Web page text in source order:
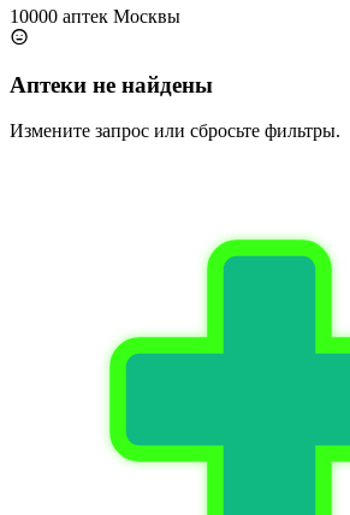
10000 аптек Москвы
Аптеки не найдены
Измените запрос или сбросьте фильтры.